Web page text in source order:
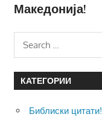
Македонија!
КАТЕГОРИИ
Библиски цитати!